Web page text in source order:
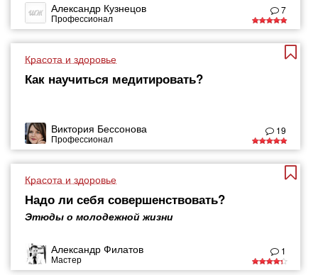
Александр Кузнецов
Профессионал
7
Красота и здоровье
Как научиться медитировать?
Виктория Бессонова
Профессионал
19
Красота и здоровье
Надо ли себя совершенствовать?
Этюды о молодежной жизни
Александр Филатов
Мастер
1